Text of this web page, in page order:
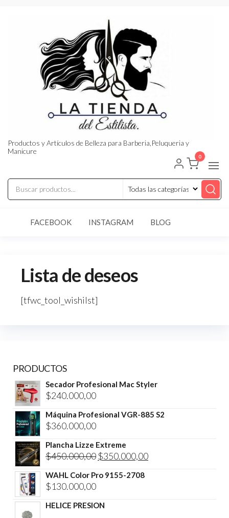
Productos y Artículos de Belleza para Barberia,Peluqueria y
Manicure
0
FACEBOOK INSTAGRAM BLOG
Lista de deseos
[tfwc_tool_wishilst]
PRODUCTOS
Secador Profesional Mac Styler
$240.000,00
Máquina Profesional VGR-885 S2
$360.000,00
Plancha Lizze Extreme
$450.000,00 El
precio
$350.000,00El
WAHL Color Pro 9155-2708
$130.000,00
HELICE PRESION